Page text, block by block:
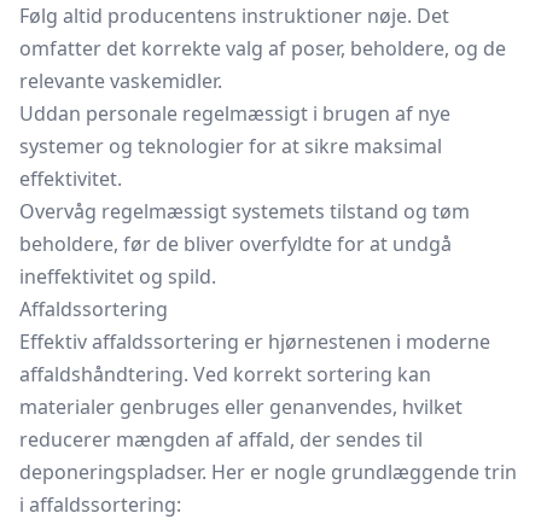
Følg altid producentens instruktioner nøje. Det
omfatter det korrekte valg af poser, beholdere, og de
relevante vaskemidler.
Uddan personale regelmæssigt i brugen af nye
systemer og teknologier for at sikre maksimal
effektivitet.
Overvåg regelmæssigt systemets tilstand og tøm
beholdere, før de bliver overfyldte for at undgå
ineffektivitet og spild.
Affaldssortering
Effektiv affaldssortering er hjørnestenen i moderne
affaldshåndtering. Ved korrekt sortering kan
materialer genbruges eller genanvendes, hvilket
reducerer mængden af affald, der sendes til
deponeringspladser. Her er nogle grundlæggende trin
i affaldssortering: